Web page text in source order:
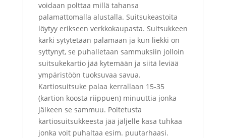
voidaan polttaa millä tahansa
palamattomalla alustalla. Suitsukeastoita
löytyy erikseen verkkokaupasta. Suitsukkeen
kärki sytytetään palamaan ja kun liekki on
syttynyt, se puhalletaan sammuksiin jolloin
suitsukekartio jää kytemään ja siitä leviää
ympäristöön tuoksuvaa savua.
Kartiosuitsuke palaa kerrallaan 15-35
(kartion koosta riippuen) minuuttia jonka
jälkeen se sammuu. Poltetusta
kartiosuitsukkeesta jää jäljelle kasa tuhkaa
jonka voit puhaltaa esim. puutarhaasi.